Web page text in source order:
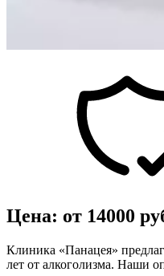
Цена: от 14000
Клиника «Панацея»
лет от алкоголизма. Наши